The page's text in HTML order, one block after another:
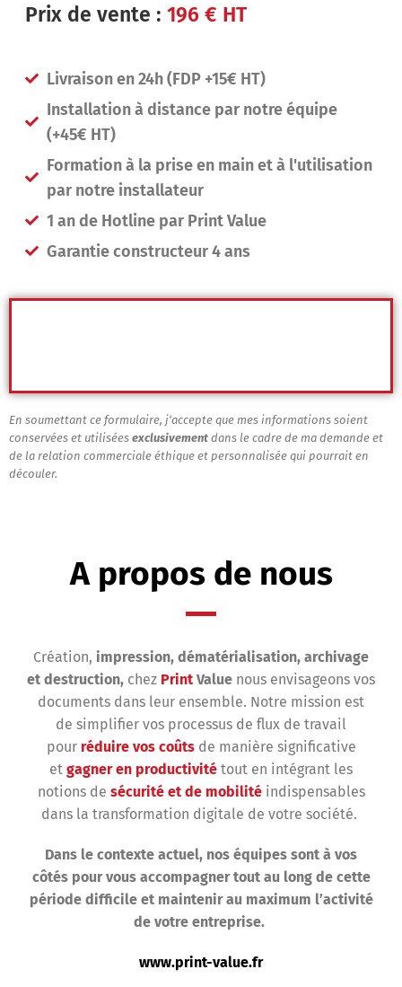
Prix de vente : 196 € HT
Livraison en 24h (FDP +15€ HT)
Installation à distance par notre équipe
(+45€ HT)
Formation à la prise en main et à l'utilisation
par notre installateur
1 an de Hotline par Print Value
Garantie constructeur 4 ans
En soumettant ce formulaire, j’accepte que mes informations soient
conservées et utilisées exclusivement dans le cadre de ma demande et
de la relation commerciale éthique et personnalisée qui pourrait en
découler.
A propos de nous
Création, impression, dématérialisation, archivage
et destruction, chez Print Value nous envisageons vos
documents dans leur ensemble. Notre mission est
de simplifier vos processus de flux de travail
pour réduire vos coûts de manière significative
et gagner en productivité tout en intégrant les
notions de sécurité et de mobilité indispensables
dans la transformation digitale de votre société.
Dans le contexte actuel, nos équipes sont à vos
côtés pour vous accompagner tout au long de cette
période difficile et maintenir au maximum l’activité
de votre entreprise.
www.print-value.fr